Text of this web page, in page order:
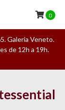
Galeria Veneto.
de 12h a 19h.
0